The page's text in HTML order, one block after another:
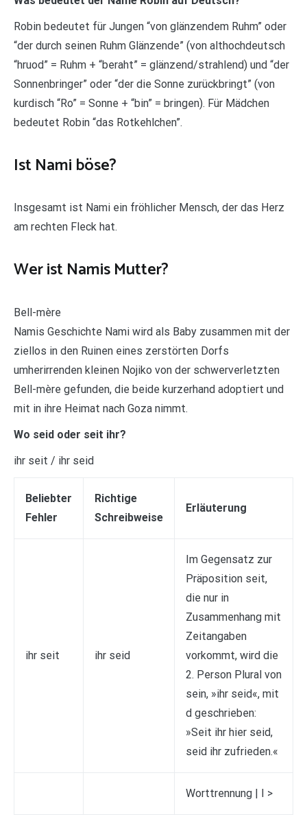
Robin bedeutet für Jungen “von glänzendem Ruhm” oder
“der durch seinen Ruhm Glänzende” (von althochdeutsch
“hruod” = Ruhm + “beraht” = glänzend/strahlend) und “der
Sonnenbringer” oder “der die Sonne zurückbringt” (von
kurdisch “Ro” = Sonne + “bin” = bringen). Für Mädchen
bedeutet Robin “das Rotkehlchen”.
Ist Nami böse?
Insgesamt ist Nami ein fröhlicher Mensch, der das Herz
am rechten Fleck hat.
Wer ist Namis Mutter?
Bell-mère
Namis Geschichte Nami wird als Baby zusammen mit der
ziellos in den Ruinen eines zerstörten Dorfs
umherirrenden kleinen Nojiko von der schwerverletzten
Bell-mère gefunden, die beide kurzerhand adoptiert und
mit in ihre Heimat nach Goza nimmt.
Wo seid oder seit ihr?
ihr seit / ihr seid
Beliebter
Fehler
Richtige
Schreibweise
Erläuterung
ihr seit ihr seid
Im Gegensatz zur
Präposition seit,
die nur in
Zusammenhang mit
Zeitangaben
vorkommt, wird die
2. Person Plural von
sein, »ihr seid«, mit
d geschrieben:
»Seit ihr hier seid,
seid ihr zufrieden.«
Worttrennung | I >